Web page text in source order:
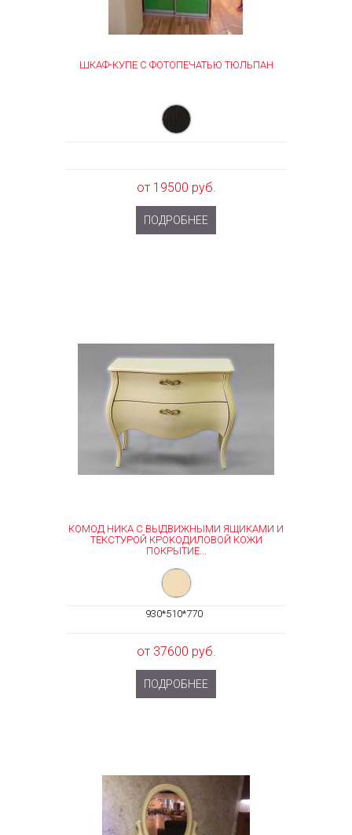
ШКАФ-КУПЕ С ФОТОПЕЧАТЬЮ ТЮЛЬПАН
от 19500 руб.
ПОДРОБНЕЕ
КОМОД НИКА С ВЫДВИЖНЫМИ ЯЩИКАМИ И
ТЕКСТУРОЙ КРОКОДИЛОВОЙ КОЖИ
ПОКРЫТИЕ...
930*510*770
от 37600 руб.
ПОДРОБНЕЕ